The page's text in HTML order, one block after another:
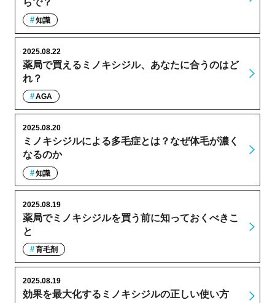
知識
薬局で買えるミノキシジル、あなたに合うのはど
れ？
2025.08.22
AGA
ミノキシジルによる多毛症とは？なぜ体毛が濃く
なるのか
2025.08.20
知識
薬局でミノキシジルを買う前に知っておくべきこ
と
2025.08.19
育毛剤
効果を最大化するミノキシジルの正しい使い方
2025.08.19